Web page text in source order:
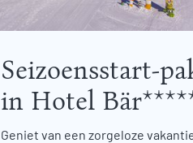
Seizoensstart-
in Hotel
Geniet van een zorgeloze